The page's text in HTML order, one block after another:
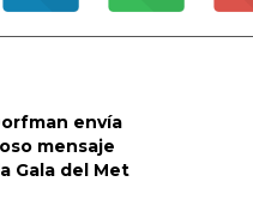
envía
mensaje
Gala del Met